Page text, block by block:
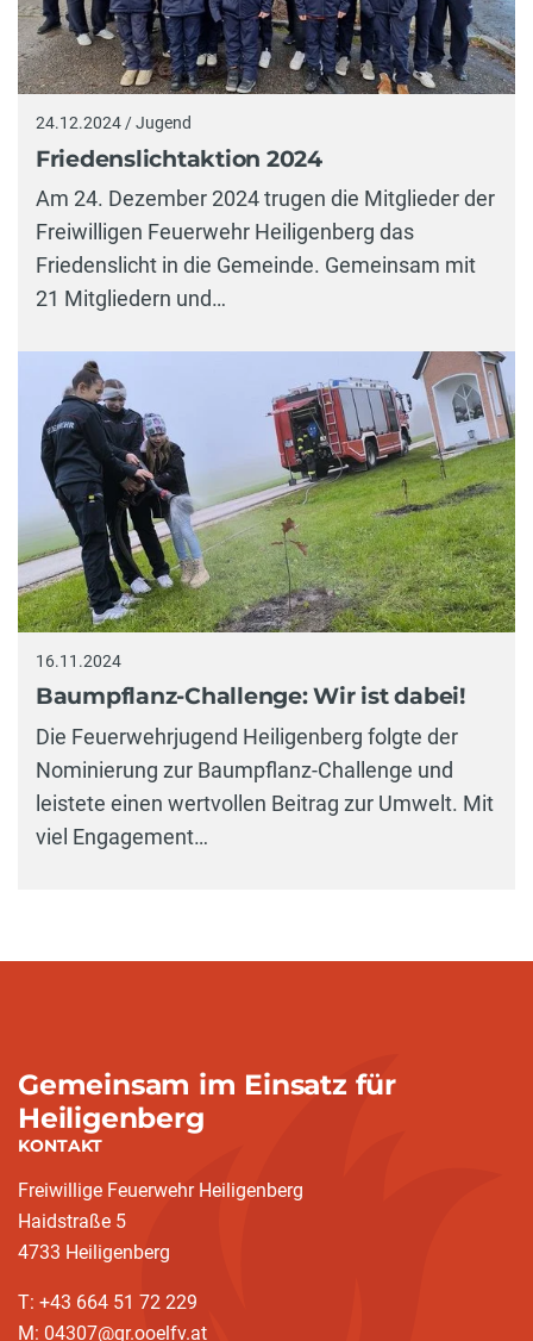
24.12.2024 / Jugend
Friedenslichtaktion 2024
Am 24. Dezember 2024 trugen die Mitglieder der
Freiwilligen Feuerwehr Heiligenberg das
Friedenslicht in die Gemeinde. Gemeinsam mit
21 Mitgliedern und…
16.11.2024
Baumpflanz-Challenge: Wir ist dabei!
Die Feuerwehrjugend Heiligenberg folgte der
Nominierung zur Baumpflanz-Challenge und
leistete einen wertvollen Beitrag zur Umwelt. Mit
viel Engagement…
Gemeinsam im Einsatz für
Heiligenberg
KONTAKT
Freiwillige Feuerwehr Heiligenberg
Haidstraße 5
4733 Heiligenberg
T: +43 664 51 72 229
M: 04307@gr.ooelfv.at